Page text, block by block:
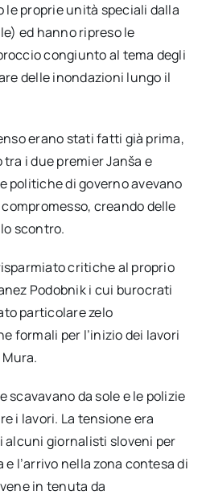
le proprie unità speciali dalla
ed hanno ripreso le
congiunto al tema degli
delle inondazioni lungo il
erano stati fatti già prima,
i due premier Janša e
politiche di governo avevano
creando delle
scontro.
critiche al proprio
Podobnik i cui burocrati
particolare zelo
formali per l’inizio dei lavori
scavavano da sole e le polizie
i lavori. La tensione era
giornalisti sloveni per
l’arrivo nella zona contesa di
in tenuta da